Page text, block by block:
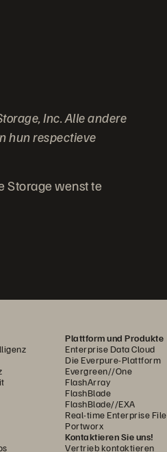
Inc. Alle andere
hun respectieve
Storage wenst te
Plattform und Produkte
Enterprise Data Cloud
Die Everpure-Plattform
Evergreen//One
FlashArray
FlashBlade
FlashBlade//EXA
Real-time Enterprise File
Portworx
Kontaktieren Sie uns!
Vertrieb kontaktieren